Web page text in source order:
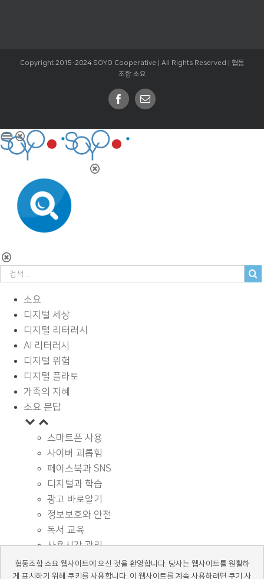
Copyright 2015-2024 SOYO Cooperative | All Rights Reserved | 협동
조합 소요
Facebook
Email
소요
디지털 세상
디지털 리터러시
AI 리터러시
디지털 위험
디지털 플라토
가족의 지혜
소요 문답
스마트폰 사용
사이버 괴롭힘
페이스북과 SNS
디지털과 학습
광고 바로알기
정보보호와 안전
독서 교육
사용시간 관리
기타
디지털 상식
협동조합 소요 웹사이트에 오신 것을 환영합니다. 당사는 웹사이트를 원활하
게 표시하기 위해 쿠키를 사용합니다. 이 웹사이트를 계속 사용하려면 쿠기 사